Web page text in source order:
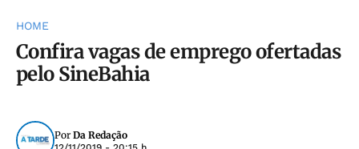
HOME
Confira vagas de emprego ofertadas
pelo SineBahia
Por Da Redação